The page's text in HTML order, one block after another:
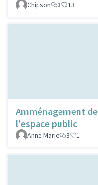
Chipson
3 13
Amménagement de
l'espace public
Anne Marie
3 1